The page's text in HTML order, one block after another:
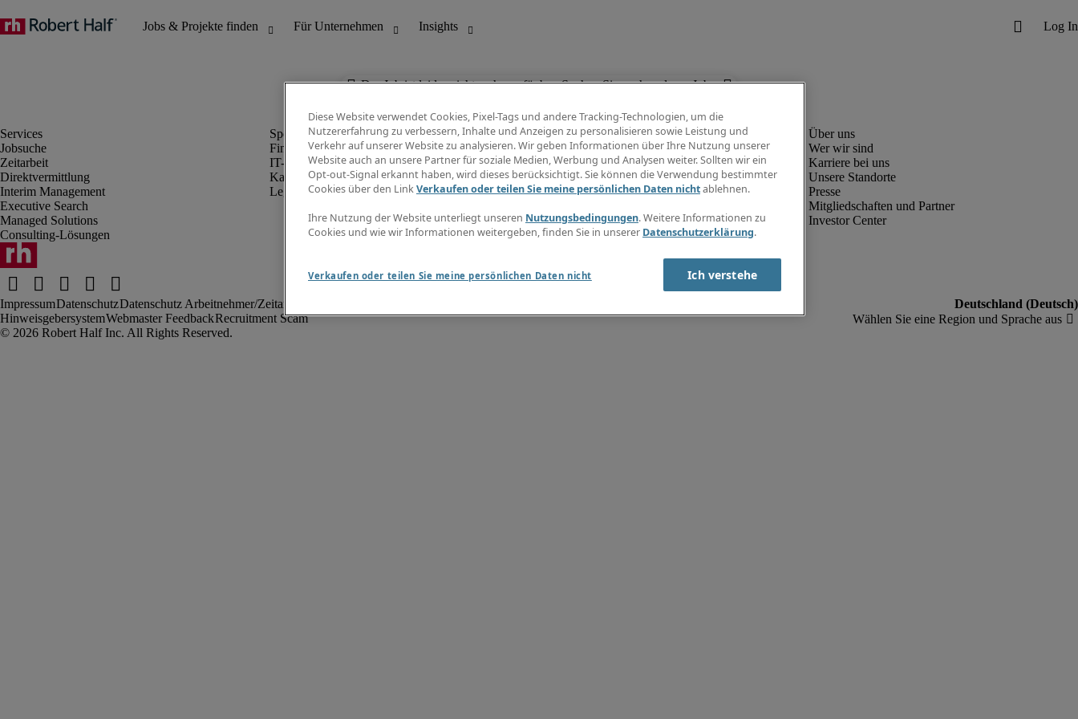
Der Job ist leider nicht mehr verfügbar. Suchen Sie nach anderen Jobs.
Jobsuche
Zeitarbeit
Direktvermittlung
Interim Management
Executive Search
Managed Solutions
Consulting-Lösungen
Finanz- & Rechnungswesen
IT-Bereich
Kaufmännischer Bereich
Legal
Info Center
Jobübersicht
Gehaltsübersicht
E-Learning
Wer wir sind
Karriere bei uns
Unsere Standorte
Presse
Mitgliedschaften und Partner
Investor Center
ImpressumDatenschutzDatenschutz Arbeitnehmer/Zeitarbeitskräfte
HinweisgebersystemWebmaster FeedbackRecruitment Scam
Diese Website verwendet Cookies, Pixel-Tags und andere Tracking-Technologien, um die
Nutzererfahrung zu verbessern, Inhalte und Anzeigen zu personalisieren sowie Leistung und
Verkehr auf unserer Website zu analysieren. Wir geben Informationen über Ihre Nutzung unserer
Website auch an unsere Partner für soziale Medien, Werbung und Analysen weiter. Sollten wir ein
Opt-out-Signal erkannt haben, wird dieses berücksichtigt. Sie können die Verwendung bestimmter
Cookies über den LinkVerkaufen oder teilen Sie meine persönlichen Daten nichtablehnen.
Ihre Nutzung der Website unterliegt unseren Nutzungsbedingungen. Weitere Informationen zu
Cookies und wie wir Informationen weitergeben, finden Sie in unserer Datenschutzerklärung.
Verkaufen oder teilen Sie meine persönlichen Daten nicht Ich verstehe